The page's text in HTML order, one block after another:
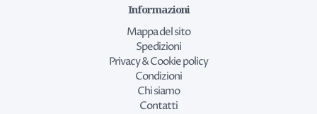
Informazioni
Mappa del sito
Spedizioni
Privacy & Cookie policy
Condizioni
Chi siamo
Contatti